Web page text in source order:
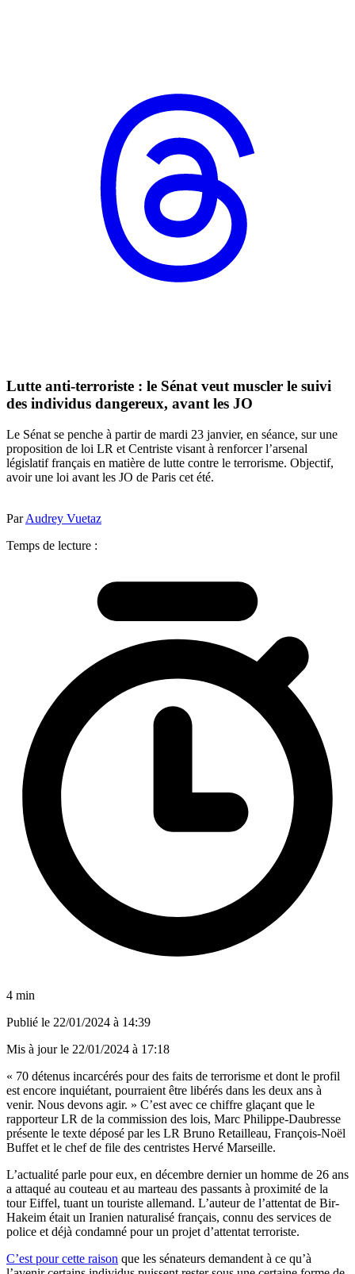
Lutte anti-terroriste : le Sénat veut muscler le suivi
des individus dangereux, avant les JO
Le Sénat se penche à partir de mardi 23 janvier, en séance, sur une
proposition de loi LR et Centriste visant à renforcer l’arsenal
législatif français en matière de lutte contre le terrorisme. Objectif,
avoir une loi avant les JO de Paris cet été.
ParAudrey Vuetaz
Temps de lecture :
4 min
Publié le 22/01/2024 à 14:39
Mis à jour le 22/01/2024 à 17:18
« 70 détenus incarcérés pour des faits de terrorisme et dont le profil
est encore inquiétant, pourraient être libérés dans les deux ans à
venir. Nous devons agir. » C’est avec ce chiffre glaçant que le
rapporteur LR de la commission des lois, Marc Philippe-Daubresse
présente le texte déposé par les LR Bruno Retailleau, François-Noël
Buffet et le chef de file des centristes Hervé Marseille.
L’actualité parle pour eux, en décembre dernier un homme de 26 ans
a attaqué au couteau et au marteau des passants à proximité de la
tour Eiffel, tuant un touriste allemand. L’auteur de l’attentat de Bir-
Hakeim était un Iranien naturalisé français, connu des services de
police et déjà condamné pour un projet d’attentat terroriste.
C’est pour cette raison que les sénateurs demandent à ce qu’à